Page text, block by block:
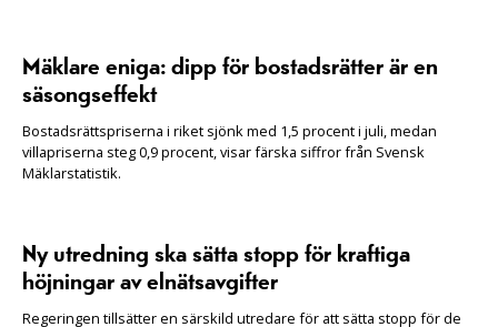
Mäklare eniga: dipp för bostadsrätter är en
säsongseffekt
Bostadsrättspriserna i riket sjönk med 1,5 procent i juli, medan
villapriserna steg 0,9 procent, visar färska siffror från Svensk
Mäklarstatistik.
Ny utredning ska sätta stopp för kraftiga
höjningar av elnätsavgifter
Regeringen tillsätter en särskild utredare för att sätta stopp för de